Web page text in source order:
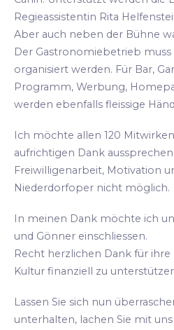
Regieassistentin Rita
Aber auch neben der Bühne
Der Gastronomiebetrieb
organisiert werden. Für Bar,
Programm, Werbung,
werden ebenfalls fleissige
Ich möchte allen 120
aufrichtigen Dank
Freiwilligenarbeit, Motivation
Niederdorfoper nicht möglich.
In meinen Dank möchte ich
und Gönner einschliessen.
Recht herzlichen Dank für
Kultur finanziell zu
Lassen Sie sich nun
unterhalten, lachen Sie mit